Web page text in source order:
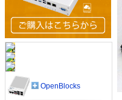
OpenBlocks